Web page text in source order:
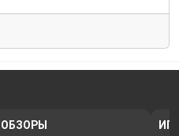
ОБЗОРЫ